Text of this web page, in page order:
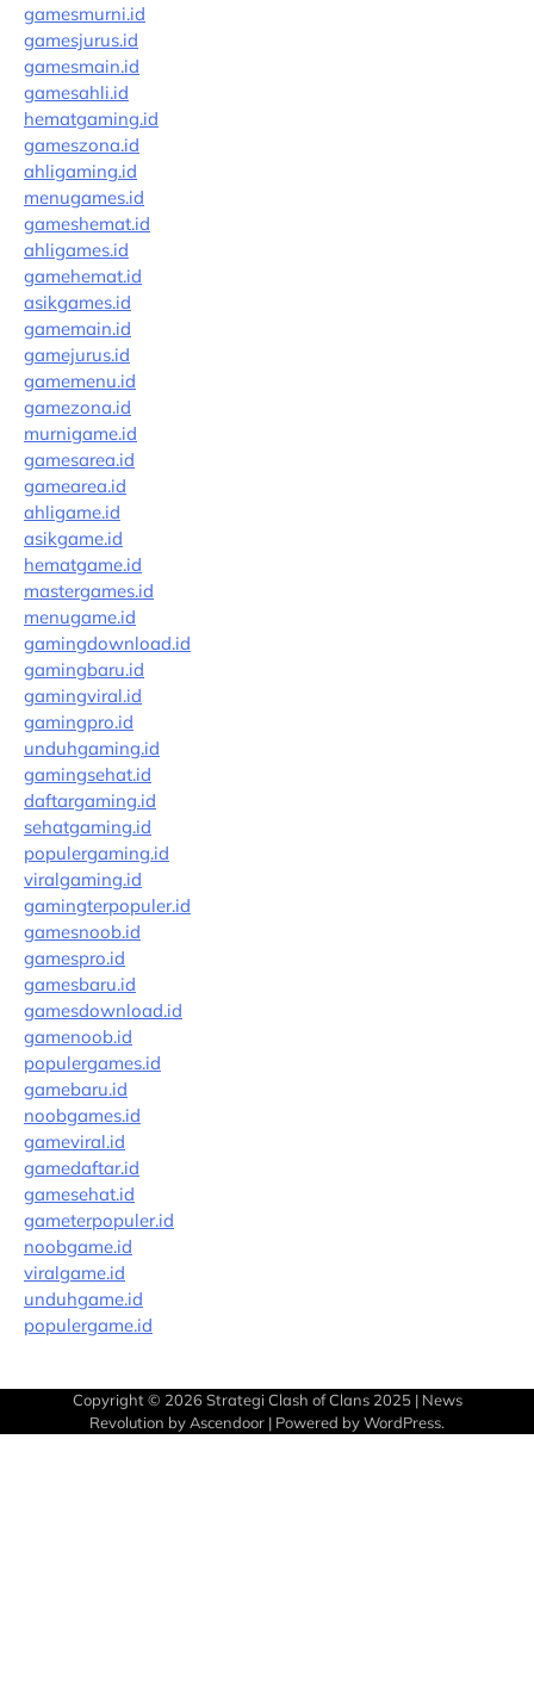
gamesmurni.id
gamesjurus.id
gamesmain.id
gamesahli.id
hematgaming.id
gameszona.id
ahligaming.id
menugames.id
gameshemat.id
ahligames.id
gamehemat.id
asikgames.id
gamemain.id
gamejurus.id
gamemenu.id
gamezona.id
murnigame.id
gamesarea.id
gamearea.id
ahligame.id
asikgame.id
hematgame.id
mastergames.id
menugame.id
gamingdownload.id
gamingbaru.id
gamingviral.id
gamingpro.id
unduhgaming.id
gamingsehat.id
daftargaming.id
sehatgaming.id
populergaming.id
viralgaming.id
gamingterpopuler.id
gamesnoob.id
gamespro.id
gamesbaru.id
gamesdownload.id
gamenoob.id
populergames.id
gamebaru.id
noobgames.id
gameviral.id
gamedaftar.id
gamesehat.id
gameterpopuler.id
noobgame.id
viralgame.id
unduhgame.id
populergame.id
Copyright © 2026 Strategi Clash of Clans 2025| News
Revolution byAscendoor | Powered byWordPress.